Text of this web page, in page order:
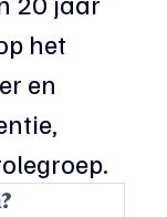
het
en